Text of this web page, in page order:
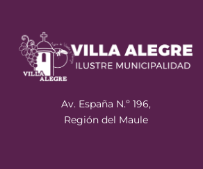
Av. España N.º 196,
Región del Maule